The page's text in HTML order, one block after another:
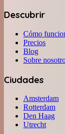
Descubrir
Cómo
Precios
Blog
Sobre
Ciudades
Amsterdam
Rotterdam
Den Haag
Utrecht